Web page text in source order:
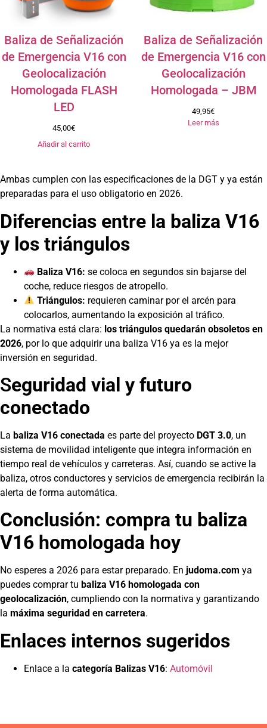
Baliza de Señalización
de Emergencia V16 con
Geolocalización
Homologada FLASH
LED
45,00€
Añadir al carrito
Baliza de Señalización
de Emergencia V16 con
Geolocalización
Homologada – JBM
49,95€
Leer más
Ambas cumplen con las especificaciones de la DGT y ya están
preparadas para el uso obligatorio en 2026.
Diferencias entre la baliza V16
y los triángulos
Baliza V16: se coloca en segundos sin bajarse del
coche, reduce riesgos de atropello.
Triángulos: requieren caminar por el arcén para
colocarlos, aumentando la exposición al tráfico.
La normativa está clara: los triángulos quedarán obsoletos en
2026, por lo que adquirir una baliza V16 ya es la mejor
inversión en seguridad.
Seguridad vial y futuro
conectado
La baliza V16 conectada es parte del proyecto DGT 3.0, un
sistema de movilidad inteligente que integra información en
tiempo real de vehículos y carreteras. Así, cuando se active la
baliza, otros conductores y servicios de emergencia recibirán la
alerta de forma automática.
Conclusión: compra tu baliza
V16 homologada hoy
No esperes a 2026 para estar preparado. En judoma.com ya
puedes comprar tu baliza V16 homologada con
geolocalización, cumpliendo con la normativa y garantizando
la máxima seguridad en carretera.
Enlaces internos sugeridos
Enlace a la categoría Balizas V16: Automóvil